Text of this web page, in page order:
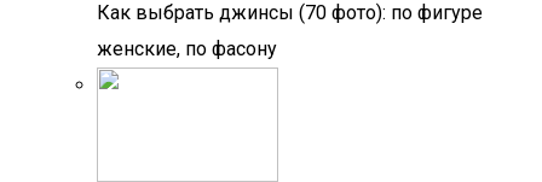
Как выбрать джинсы (70 фото): по фигуре
женские, по фасону